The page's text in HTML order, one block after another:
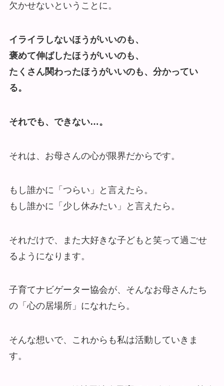
欠かせないということに。
イライラしないほうがいいのも、
褒めて伸ばしたほうがいいのも、
たくさん関わったほうがいいのも、分かってい
る。
それでも、できない…。
それは、お母さんの心が限界だからです。
もし誰かに「つらい」と言えたら。
もし誰かに「少し休みたい」と言えたら。
それだけで、また大好きな子どもと笑って過ごせ
るようになります。
子育てナビゲーター協会が、そんなお母さんたち
の「心の居場所」になれたら。
そんな想いで、これからも私は活動していきま
す。